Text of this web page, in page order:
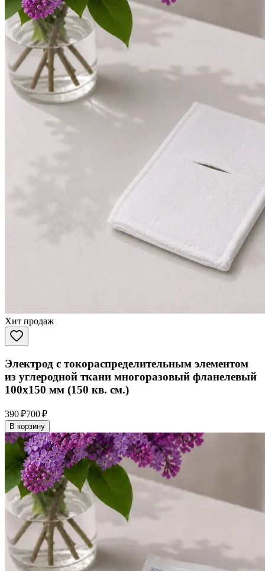
Хит продаж
Электрод с токораспределительным элементом
из углеродной ткани многоразовый фланелевый
100x150 мм (150 кв. см.)
390 ₽700 ₽
В корзину